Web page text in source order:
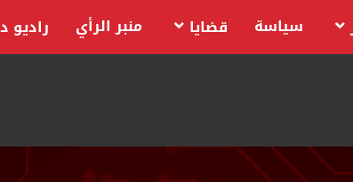
سياسة قضايا منبر الرأي راديو